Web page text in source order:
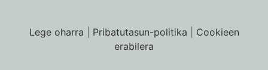
Lege oharra Pribatutasun-politika
Cookieen
erabilera